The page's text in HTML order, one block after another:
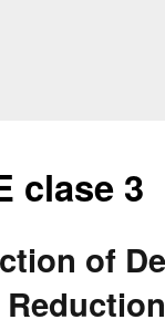
clase 3
of